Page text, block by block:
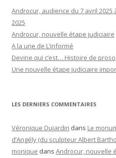
Androcur, audience du 7 avril
2025
Androcur, nouvelle étape judiciaire
A la une de L’informé
Devine qui c’est… Histoire de
Une nouvelle étape judiciaire
LES DERNIERS COMMENTAIRES
Véronique Dujardin dans Le
d’Angély (du sculpteur Albert
monique dans Androcur, nouvelle